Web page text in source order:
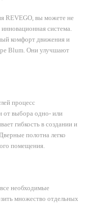
REVEGO, вы можете не
система.
комфорт движения и
Blum. Они улучшают
процесс
от выбора одно- или
гибкость в создании и
полотна легко
помещения.
необходимые
множество отдельных